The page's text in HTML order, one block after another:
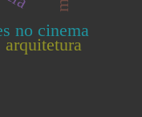
no cinema
arquitetura